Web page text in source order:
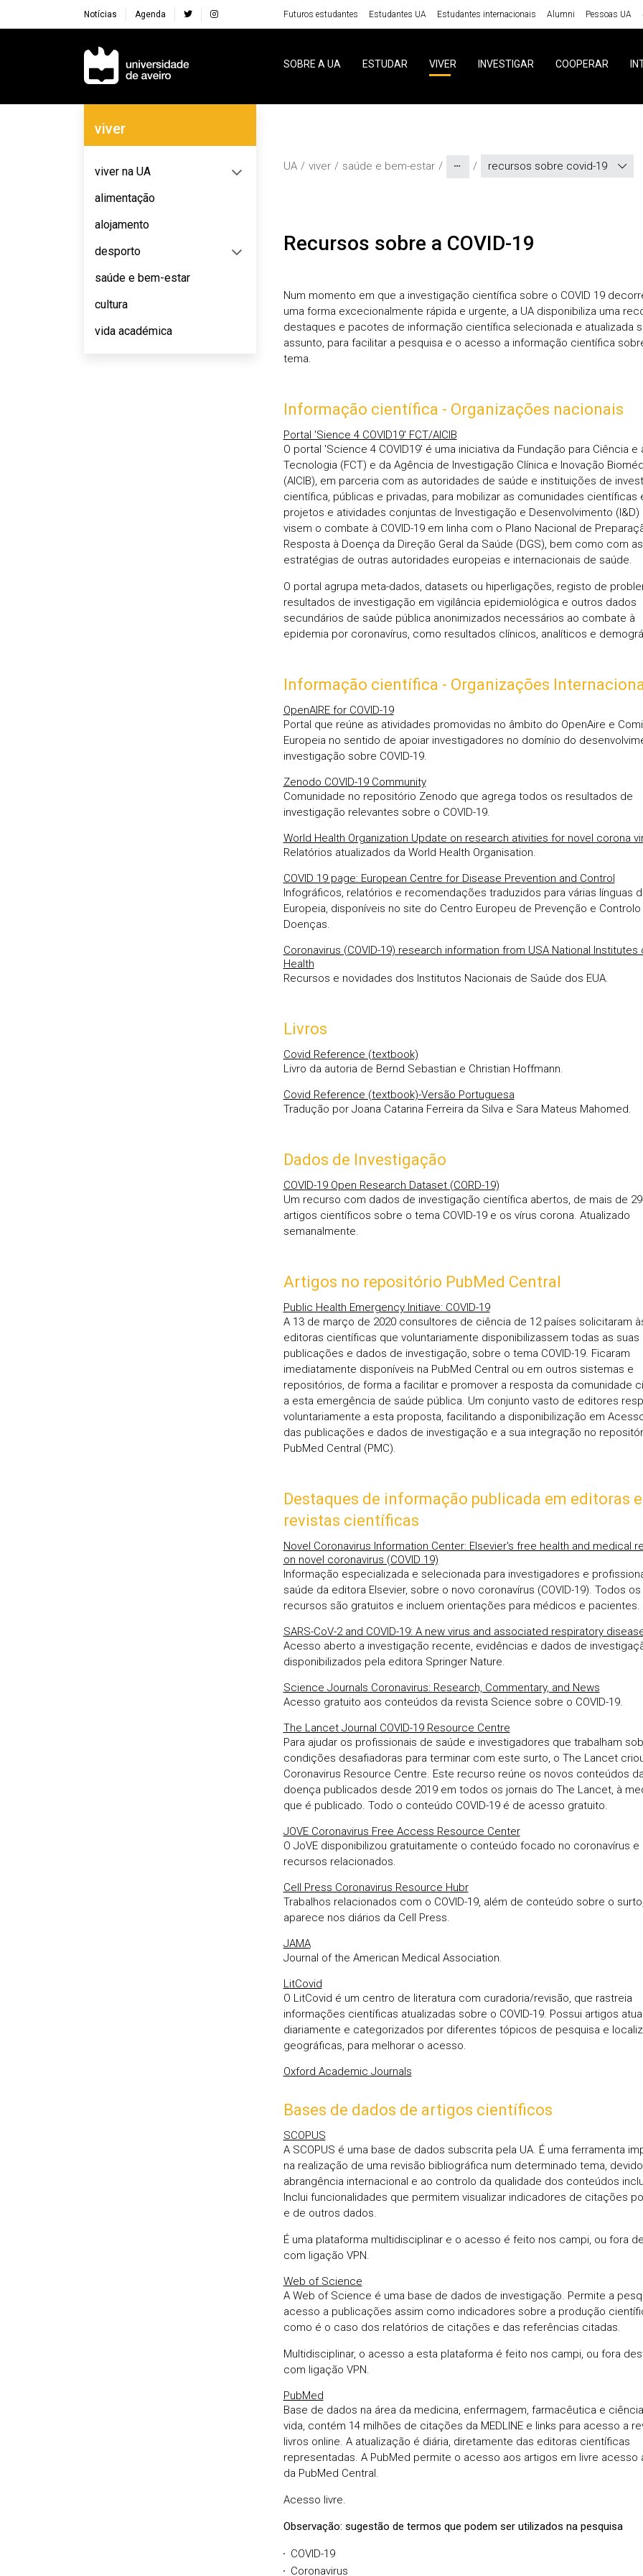
Notícias Agenda Futuros estudantes Estudantes UA Estudantes internacionais Alumni Pessoas UA
Navegação Principal
SOBRE A UA ESTUDAR VIVER INVESTIGAR COOPERAR
Navegação Lateral
viver
viver na UA
alimentação
alojamento
desporto
saúde e bem-estar
cultura
vida académica
UA viver saúde e bem-estar recursos sobre covid-19
Recursos sobre a COVID-19
Num momento em que a investigação científica sobre o COVID 19
uma forma excecionalmente rápida e urgente, a UA disponibiliza uma
destaques e pacotes de informação científica selecionada e atualizada
assunto, para facilitar a pesquisa e o acesso a informação científica
tema.
Informação científica - Organizações nacionais
Portal 'Sience 4 COVID19' FCT/AICIB
O portal 'Science 4 COVID19' é uma iniciativa da Fundação para Ciência e
Tecnologia (FCT) e da Agência de Investigação Clínica e Inovação
(AICIB), em parceria com as autoridades de saúde e instituições de
científica, públicas e privadas, para mobilizar as comunidades científicas
projetos e atividades conjuntas de Investigação e Desenvolvimento (I&D)
visem o combate à COVID-19 em linha com o Plano Nacional de
Resposta à Doença da Direção Geral da Saúde (DGS), bem como com as
estratégias de outras autoridades europeias e internacionais de saúde.
O portal agrupa meta-dados, datasets ou hiperligações, registo de
resultados de investigação em vigilância epidemiológica e outros dados
secundários de saúde pública anonimizados necessários ao combate à
epidemia por coronavírus, como resultados clínicos, analíticos e
Informação científica - Organizações
OpenAIRE for COVID-19
Portal que reúne as atividades promovidas no âmbito do OpenAire e
Europeia no sentido de apoiar investigadores no domínio do
investigação sobre COVID-19.
Zenodo COVID-19 Community
Comunidade no repositório Zenodo que agrega todos os resultados de
investigação relevantes sobre o COVID-19.
World Health Organization Update on research ativities for novel corona
Relatórios atualizados da World Health Organisation.
COVID 19 page: European Centre for Disease Prevention and Control
Infográficos, relatórios e recomendações traduzidos para várias línguas
Europeia, disponíveis no site do Centro Europeu de Prevenção e
Doenças.
Coronavirus (COVID-19) research information from USA National Institutes
Health
Recursos e novidades dos Institutos Nacionais de Saúde dos EUA.
Livros
Covid Reference (textbook)
Livro da autoria de Bernd Sebastian e Christian Hoffmann.
Covid Reference (textbook)-Versão Portuguesa
Tradução por Joana Catarina Ferreira da Silva e Sara Mateus Mahomed.
Dados de Investigação
COVID-19 Open Research Dataset (CORD-19)
Um recurso com dados de investigação científica abertos, de mais de
artigos científicos sobre o tema COVID-19 e os vírus corona. Atualizado
semanalmente.
Artigos no repositório PubMed Central
Public Health Emergency Initiave: COVID-19
A 13 de março de 2020 consultores de ciência de 12 países solicitaram
editoras científicas que voluntariamente disponibilizassem todas as suas
publicações e dados de investigação, sobre o tema COVID-19. Ficaram
imediatamente disponíveis na PubMed Central ou em outros sistemas e
repositórios, de forma a facilitar e promover a resposta da comunidade
a esta emergência de saúde pública. Um conjunto vasto de editores
voluntariamente a esta proposta, facilitando a disponibilização em
das publicações e dados de investigação e a sua integração no
PubMed Central (PMC).
Destaques de informação publicada em editoras e
revistas científicas
Novel Coronavirus Information Center: Elsevier's free health and medical
on novel coronavirus (COVID 19)
Informação especializada e selecionada para investigadores e
saúde da editora Elsevier, sobre o novo coronavírus (COVID-19). Todos os
recursos são gratuitos e incluem orientações para médicos e pacientes.
SARS-CoV-2 and COVID-19: A new virus and associated respiratory
Acesso aberto a investigação recente, evidências e dados de
disponibilizados pela editora Springer Nature.
Science Journals Coronavirus: Research, Commentary, and News
Acesso gratuito aos conteúdos da revista Science sobre o COVID-19.
The Lancet Journal COVID-19 Resource Centre
Para ajudar os profissionais de saúde e investigadores que trabalham sob
condições desafiadoras para terminar com este surto, o The Lancet
Coronavirus Resource Centre. Este recurso reúne os novos conteúdos
doença publicados desde 2019 em todos os jornais do The Lancet, à
que é publicado. Todo o conteúdo COVID-19 é de acesso gratuito.
JOVE Coronavirus Free Access Resource Center
O JoVE disponibilizou gratuitamente o conteúdo focado no coronavírus e
recursos relacionados.
Cell Press Coronavirus Resource Hubr
Trabalhos relacionados com o COVID-19, além de conteúdo sobre o
aparece nos diários da Cell Press.
JAMA
Journal of the American Medical Association.
LitCovid
O LitCovid é um centro de literatura com curadoria/revisão, que rastreia
informações científicas atualizadas sobre o COVID-19. Possui artigos
diariamente e categorizados por diferentes tópicos de pesquisa e
geográficas, para melhorar o acesso.
Oxford Academic Journals
Bases de dados de artigos científicos
SCOPUS
A SCOPUS é uma base de dados subscrita pela UA. É uma ferramenta
na realização de uma revisão bibliográfica num determinado tema,
abrangência internacional e ao controlo da qualidade dos conteúdos
Inclui funcionalidades que permitem visualizar indicadores de citações
e de outros dados.
É uma plataforma multidisciplinar e o acesso é feito nos campi, ou fora
com ligação VPN.
Web of Science
A Web of Science é uma base de dados de investigação. Permite a
acesso a publicações assim como indicadores sobre a produção
como é o caso dos relatórios de citações e das referências citadas.
Multidisciplinar, o acesso a esta plataforma é feito nos campi, ou fora
com ligação VPN.
PubMed
Base de dados na área da medicina, enfermagem, farmacêutica e
vida, contém 14 milhões de citações da MEDLINE e links para acesso a
livros online. A atualização é diária, diretamente das editoras científicas
representadas. A PubMed permite o acesso aos artigos em livre acesso
da PubMed Central.
Acesso livre.
Observação: sugestão de termos que podem ser utilizados na pesquisa
COVID-19
Coronavirus